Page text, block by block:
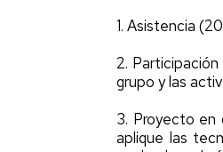
1. Asistencia
2.
grupo y las
3. Proyecto en
aplique las